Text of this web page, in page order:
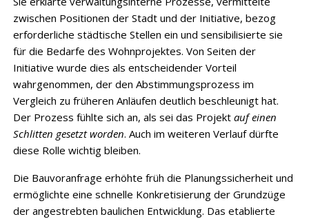
zwischen Positionen der Stadt und der Initiative, bezog
erforderliche städtische Stellen ein und sensibilisierte sie
für die Bedarfe des Wohnprojektes. Von Seiten der
Initiative wurde dies als entscheidender Vorteil
wahrgenommen, der den Abstimmungsprozess im
Vergleich zu früheren Anläufen deutlich beschleunigt hat.
Der Prozess fühlte sich an, als sei das Projekt auf einen
Schlitten gesetzt worden. Auch im weiteren Verlauf dürfte
diese Rolle wichtig bleiben.
Die Bauvoranfrage erhöhte früh die Planungssicherheit und
ermöglichte eine schnelle Konkretisierung der Grundzüge
der angestrebten baulichen Entwicklung. Das etablierte